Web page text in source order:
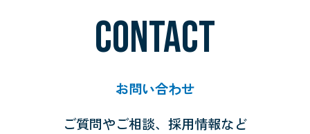
CONTACT
お問い合わせ
ご質問やご相談、採用情報など